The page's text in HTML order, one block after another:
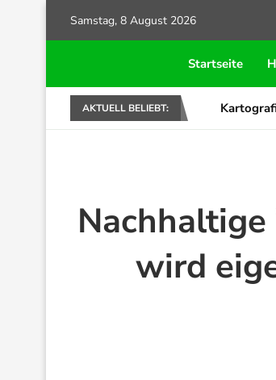
Samstag, 8 August 2026
Startseite
AKTUELL BELIEBT:
wird